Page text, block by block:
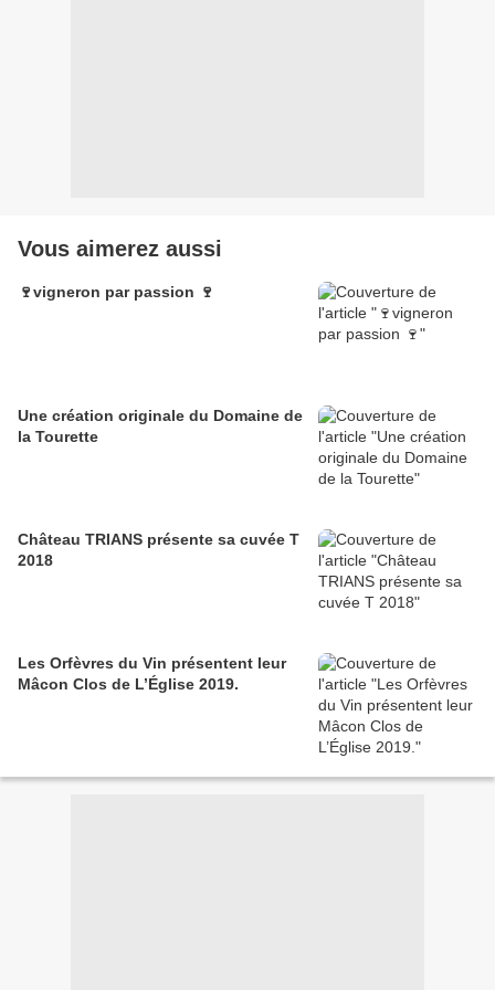
Vous aimerez aussi
🍷vigneron par passion 🍷
Une création originale du Domaine de
la Tourette
Château TRIANS présente sa cuvée T
2018
Les Orfèvres du Vin présentent leur
Mâcon Clos de L’Église 2019.